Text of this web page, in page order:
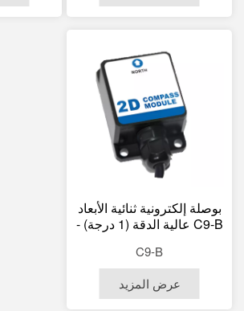
إلى +85 درجة مئوية
بوصلة إلكترونية ثنائية الأبعاد
C9-B عالية الدقة (1 درجة) -
مخرج رقمي
RS232/RS485/TTL/RS422
C9-B
عرض المزيد